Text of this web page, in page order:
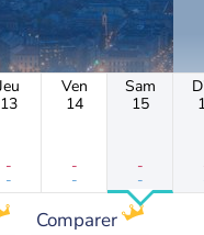
13
-
-
Ven
14
-
-
Sam
15
-
-
Comparer